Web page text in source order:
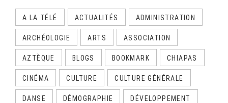
A LA TÉLÉ ACTUALITÉS ADMINISTRATION
ARCHÉOLOGIE ARTS ASSOCIATION
AZTÈQUE BLOGS BOOKMARK CHIAPAS
CINÉMA CULTURE CULTURE GÉNÉRALE
DANSE DÉMOGRAPHIE DÉVELOPPEMENT